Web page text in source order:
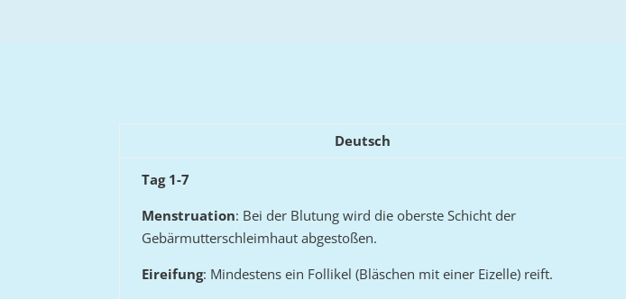
Deutsch
Tag 1-7
Menstruation: Bei der Blutung wird die oberste Schicht der
Gebärmutterschleimhaut abgestoßen.
Eireifung: Mindestens ein Follikel (Bläschen mit einer Eizelle) reift.